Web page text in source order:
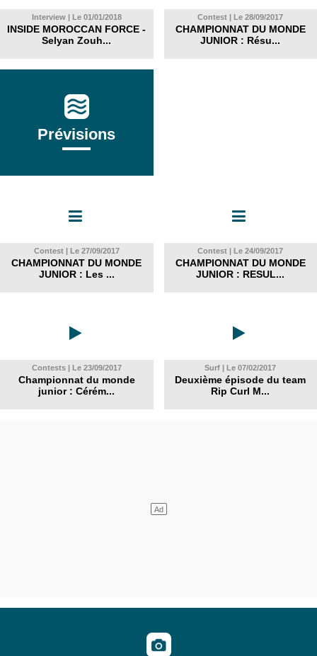
Interview | Le 01/01/2018
INSIDE MOROCCAN FORCE -
Selyan Zouh...
Contest | Le 28/09/2017
CHAMPIONNAT DU MONDE
JUNIOR : Résu...
Prévisions
Contest | Le 27/09/2017
CHAMPIONNAT DU MONDE
JUNIOR : Les ...
Contest | Le 24/09/2017
CHAMPIONNAT DU MONDE
JUNIOR : RESUL...
Contests | Le 23/09/2017
Championnat du monde
junior : Cérém...
Surf | Le 07/02/2017
Deuxième épisode du team
Rip Curl M...